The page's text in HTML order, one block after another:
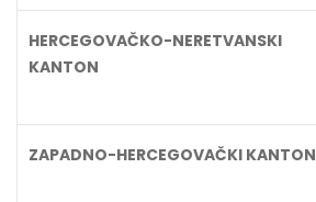
HERCEGOVAČKO-NERETVANSKI
KANTON
ZAPADNO-HERCEGOVAČKI KANTON